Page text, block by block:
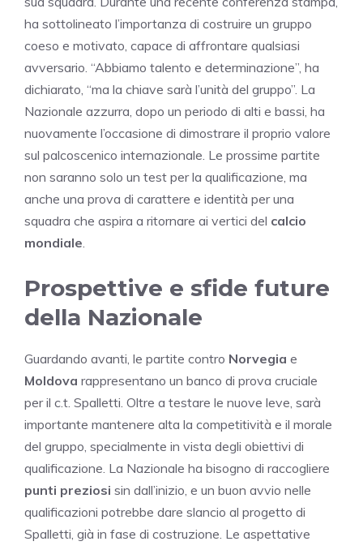
ha sottolineato l’importanza di costruire un gruppo
coeso e motivato, capace di affrontare qualsiasi
avversario. “Abbiamo talento e determinazione”, ha
dichiarato, “ma la chiave sarà l’unità del gruppo”. La
Nazionale azzurra, dopo un periodo di alti e bassi, ha
nuovamente l’occasione di dimostrare il proprio valore
sul palcoscenico internazionale. Le prossime partite
non saranno solo un test per la qualificazione, ma
anche una prova di carattere e identità per una
squadra che aspira a ritornare ai vertici del calcio
mondiale
Prospettive e sfide future
della Nazionale
Guardando avanti, le partite contro Norvegia e
Moldova rappresentano un banco di prova cruciale
per il c.t. Spalletti. Oltre a testare le nuove leve, sarà
importante mantenere alta la competitività e il morale
del gruppo, specialmente in vista degli obiettivi di
qualificazione. La Nazionale ha bisogno di raccogliere
punti preziosi sin dall’inizio, e un buon avvio nelle
qualificazioni potrebbe dare slancio al progetto di
Spalletti, già in fase di costruzione. Le aspettative